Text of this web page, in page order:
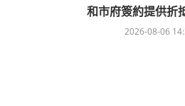
和市府簽約提供折
2026-08-06